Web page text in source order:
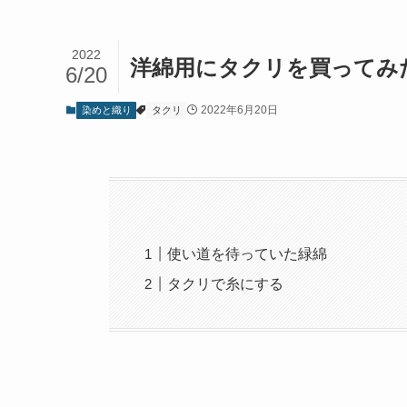
洋綿用にタクリを買ってみ
2022
6/20
染めと織り タクリ 2022年6月20日
使い道を待っていた緑綿
タクリで糸にする